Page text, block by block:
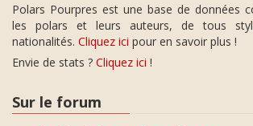
Polars Pourpres est une base de données
les polars et leurs auteurs, de tous
nationalités. Cliquez ici pour en savoir plus !
Envie de stats ? Cliquez ici !
Sur le forum